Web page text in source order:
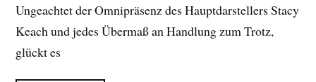
Ungeachtet der Omnipräsenz des Hauptdarstellers Stacy
Keach und jedes Übermaß an Handlung zum Trotz,
glückt es